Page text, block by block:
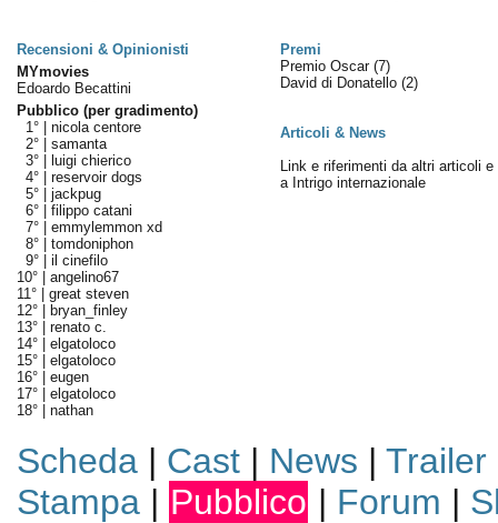
Recensioni & Opinionisti
Premi
MYmovies
Edoardo Becattini
Pubblico (per gradimento)
1° | nicola centore
2° | samanta
3° |
luigi chierico
4° | reservoir dogs
5° | jackpug
6° | filippo catani
7° | emmylemmon xd
8° | tomdoniphon
9° | il cinefilo
10° | angelino67
11° | great steven
12° |
bryan_finley
13° | renato c.
14° | elgatoloco
15° | elgatoloco
16° | eugen
17° | elgatoloco
18° | nathan
Premio Oscar (7)
David di Donatello (2)
Articoli & News
Link e riferimenti da altri articoli e
a Intrigo internazionale
Scheda| Cast| News | Trailer
Stampa| Pubblico | Forum |